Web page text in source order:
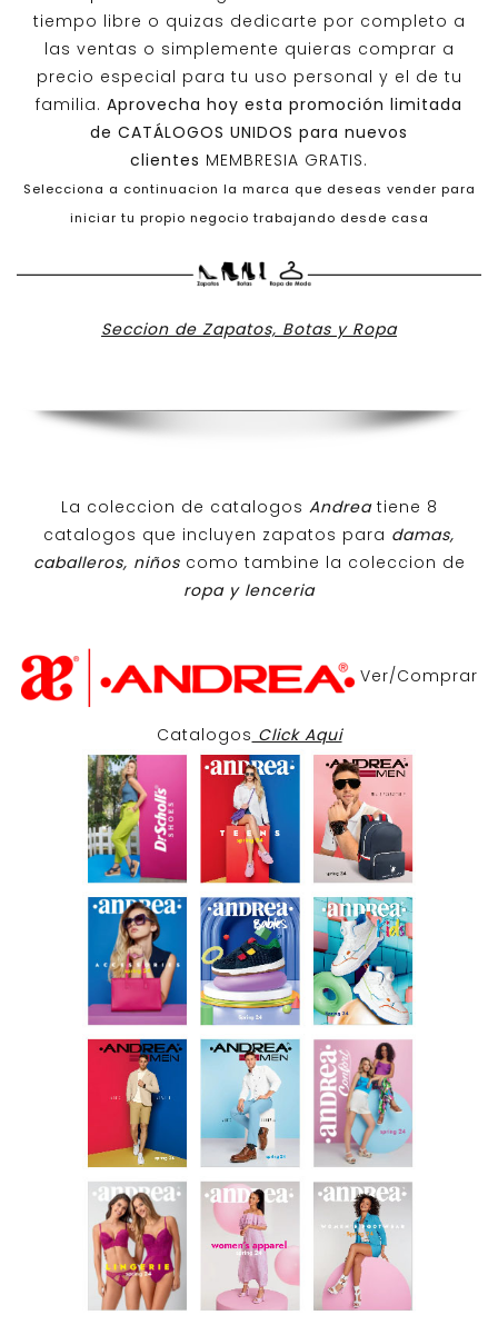
tiempo libre o quizas dedicarte por completo a
las ventas o simplemente quieras comprar a
precio especial para tu uso personal y el de tu
familia. Aprovecha hoy esta promoción limitada
de CATÁLOGOS UNIDOS para nuevos
clientes MEMBRESIA GRATIS.
Selecciona a continuacion la marca que deseas vender para
iniciar tu propio negocio trabajando desde casa
Seccion de Zapatos, Botas y Ropa
La coleccion de catalogos Andreatiene 8
catalogos que incluyen zapatos para damas,
caballeros, niños como tambine la coleccion de
ropa y lenceria
Ver/Comprar
Catalogos Click Aqui